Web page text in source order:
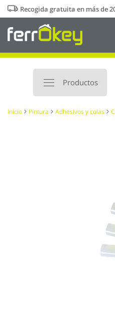
Ir
al
contenido
Recogida gratuita en más de
Productos
Inicio Pintura Adhesivos y colas